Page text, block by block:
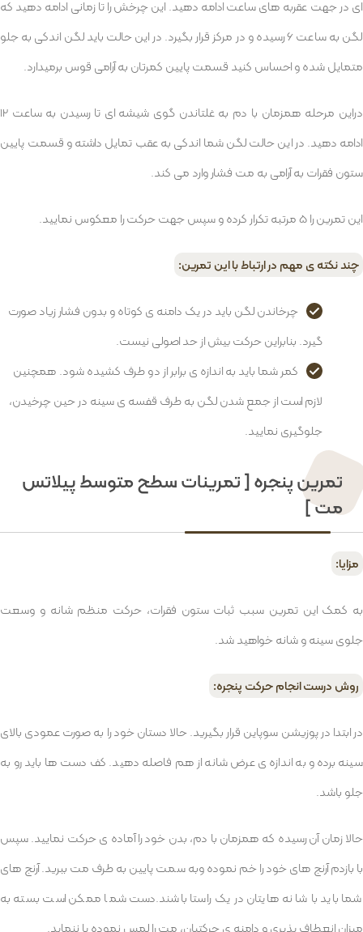
ای در جهت عقربه های ساعت ادامه دهید. این چرخش را تا زمانی ادامه دهید که
لگن به ساعت 6 رسیده و در مرکز قرار بگیرد. در این حالت باید لگن اندکی به جلو
متمایل شده و احساس کنید قسمت پایین کمرتان به آرامی قوس برمیدارد.
دراین مرحله همزمان با دم به غلتاندن گوی شیشه ای تا رسیدن به ساعت 12
ادامه دهید. در این حالت لگن شما اندکی به عقب تمایل داشته و قسمت پایین
ستون فقرات به آرامی به مت فشار وارد می کند.
این تمرین را 5 مرتبه تکرار کرده و سپس جهت حرکت را معکوس نمایید.
چند نکته ی مهم در ارتباط با این تمرین:
چرخاندن لگن باید در یک دامنه ی کوتاه و بدون فشار زیاد صورت
گیرد. بنابراین حرکت بیش از حد اصولی نیست.
کمر شما باید به اندازه ی برابر از دو طرف کشیده شود. همچنین
لازم است از جمع شدن لگن به طرف قفسه ی سینه در حین چرخیدن،
جلوگیری نمایید.
تمرین پنجره [ تمرینات سطح متوسط پیلاتس
مت ]
مزایا:
به کمک این تمرین سبب ثبات ستون فقرات، حرکت منظم شانه و وسعت
جلوی سینه و شانه خواهید شد.
روش درست انجام حرکت پنجره:
در ابتدا در پوزیشن سوپاین قرار بگیرید. حالا دستان خود را به صورت عمودی بالای
سینه برده و به اندازه ی عرض شانه از هم فاصله دهید. کف دست ها باید رو به
جلو باشد.
حالا زمان آن رسیده که همزمان با دم، بدن خود را آماده ی حرکت نمایید. سپس
با بازدم آرنج های خود را خم نموده وبه سمت پایین به طرف مت ببرید. آرنج های
شما باید با شانه هایتان در یک راستا باشند.دست شما ممکن است بسته به